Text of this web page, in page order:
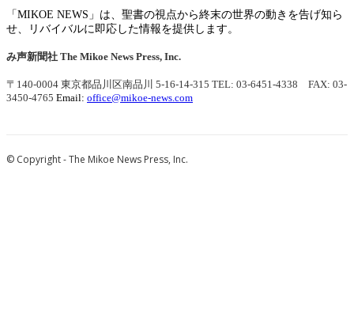
「MIKOE NEWS」は、聖書の視点から終末の世界の動きを告げ知ら
せ、リバイバルに即応した情報を提供します。
み声新聞社 The Mikoe News Press, Inc.
〒140-0004 東京都品川区南品川 5-16-14-315 TEL: 03-6451-4338 FAX: 03-
3450-4765 Email: office@mikoe-news.com
© Copyright - The Mikoe News Press, Inc.